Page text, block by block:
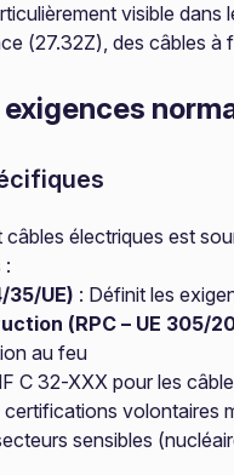
visible dans
(27.32Z), des câbles
électriques est
:
35/UE) : Définit les
(RPC – UE 305/
au feu
C 32-XXX pour les
sensibles